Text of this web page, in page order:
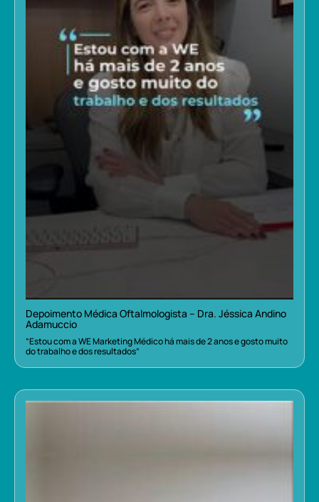
Depoimento Médica Oftalmologista – Dra. Jéssica Andino
Adamuccio
“Estou com a WE Marketing Médico há mais de 2 anos e gosto muito
do trabalho e dos resultados”